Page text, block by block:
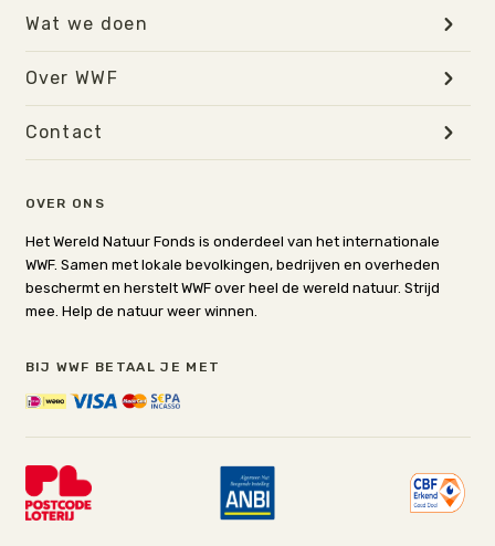
OVER ONS
Het Wereld Natuur Fonds is onderdeel van het internationale
WWF. Samen met lokale bevolkingen, bedrijven en overheden
beschermt en herstelt WWF over heel de wereld natuur. Strijd
mee. Help de natuur weer winnen.
BIJ WWF BETAAL JE MET
Wat we doen
Over WWF
Contact